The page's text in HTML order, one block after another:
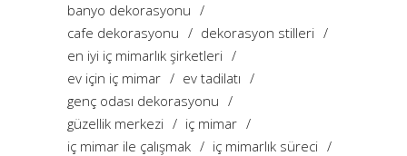
banyo dekorasyonu
cafe dekorasyonu
dekorasyon stilleri
en iyi iç mimarlık şirketleri
ev için iç mimar
ev tadilatı
genç odası dekorasyonu
güzellik merkezi
iç mimar
iç mimar ile çalışmak
iç mimarlık süreci